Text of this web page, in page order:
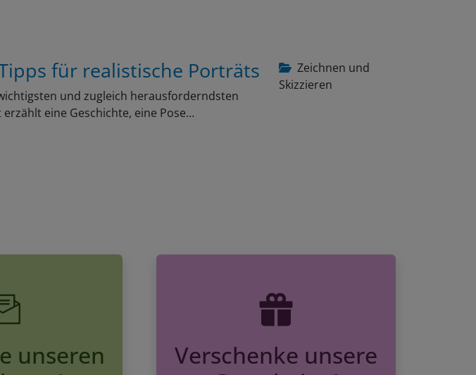
Zeichnen und
Skizzieren
für realistische Porträts
und zugleich herausforderndsten
eine Geschichte, eine Pose…
unseren
Verschenke unsere